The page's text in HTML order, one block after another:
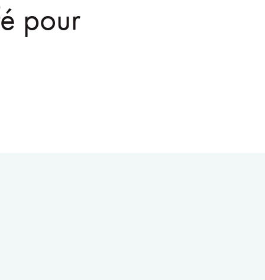
pour